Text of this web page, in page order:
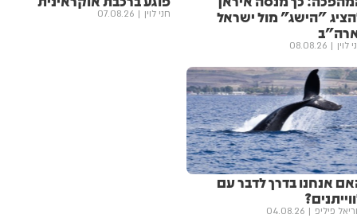
"הישג" מול ישראל
לוין 08.08.26
חני לוין 07.08.26
אנחנו בדרך לדבר עם
פיליפ 04.08.26